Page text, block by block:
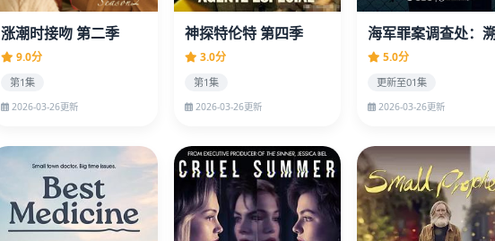
涨潮时接吻 第二季
9.0分
第1集
2026-03-26更新
神探特伦特 第四季
3.0分
第1集
2026-03-26更新
5.0分
更新至01集
2026-03-26更新